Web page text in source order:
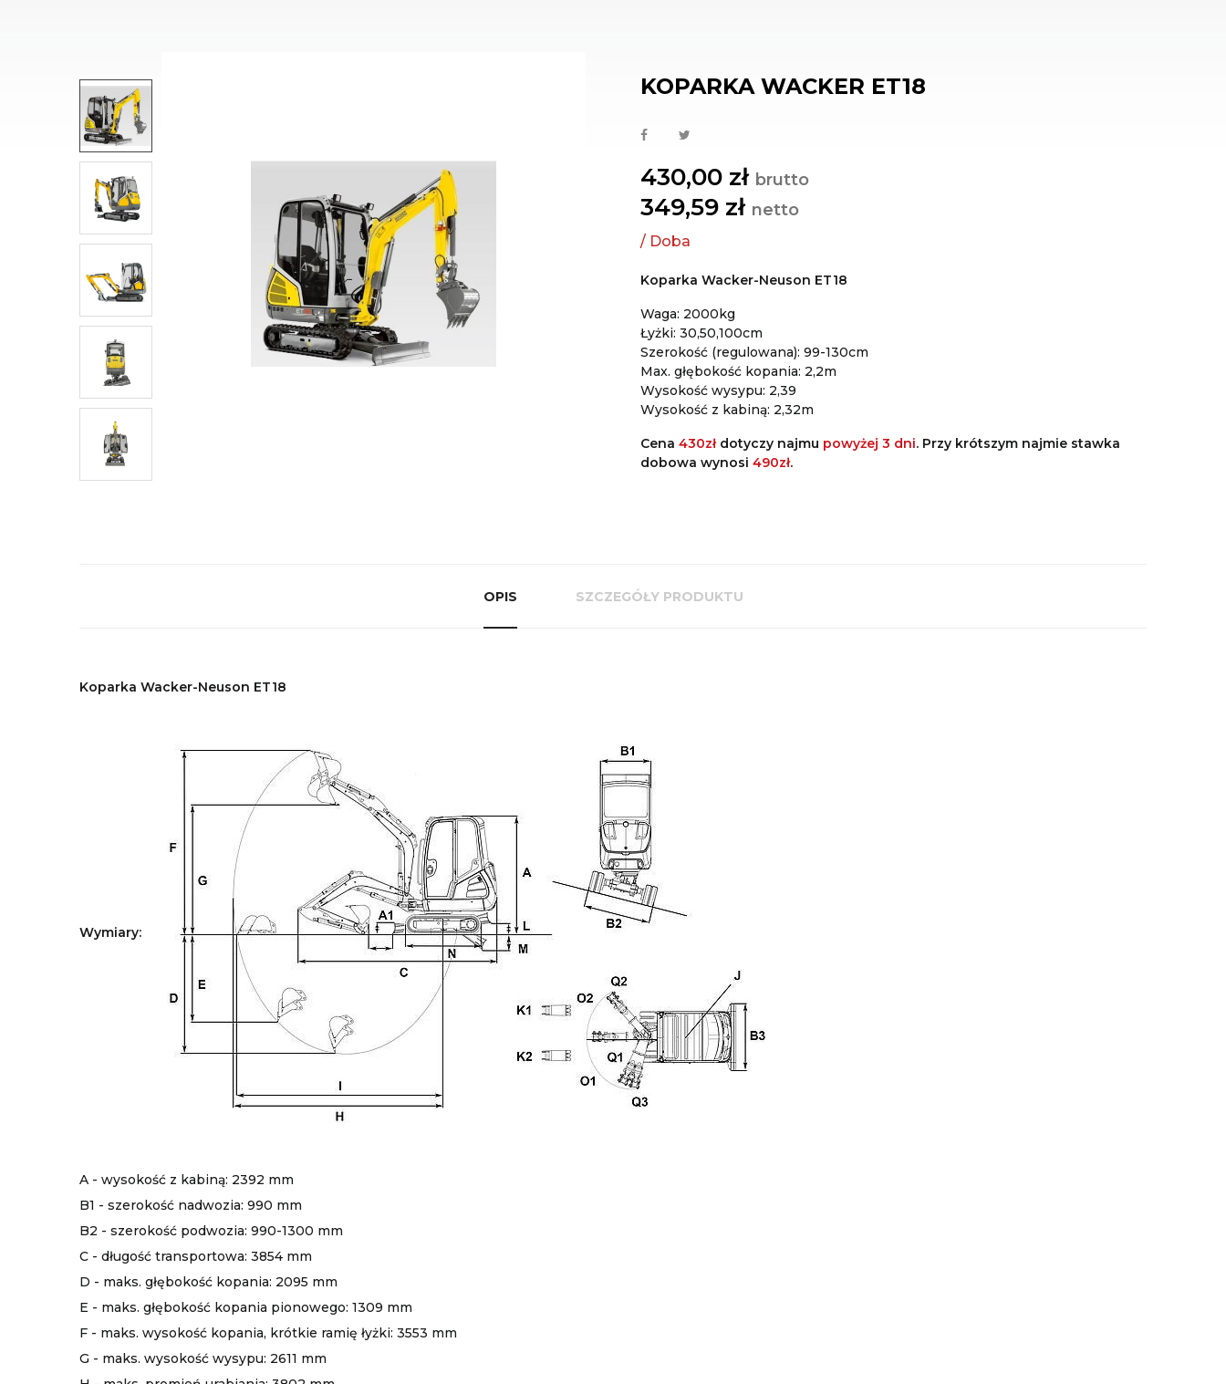
KOPARKA WACKER ET18
430,00 zł brutto
349,59 zł netto
Koparka Wacker-Neuson ET18
Waga: 2000kg
Łyżki: 30,50,100cm
Szerokość (regulowana): 99-130cm
Max. głębokość kopania: 2,2m
Wysokość wysypu: 2,39
Wysokość z kabiną: 2,32m
Cena 430złdotyczy najmu powyżej 3 dni. Przy krótszym najmie stawka
dobowa wynosi 490zł.
OPIS SZCZEGÓŁY PRODUKTU
Koparka Wacker-Neuson ET18
Wymiary:
A - wysokość z kabiną: 2392 mm
B1 - szerokość nadwozia: 990 mm
B2 - szerokość podwozia: 990-1300 mm
C - długość transportowa: 3854 mm
D - maks. głębokość kopania: 2095 mm
E - maks. głębokość kopania pionowego: 1309 mm
F - maks. wysokość kopania, krótkie ramię łyżki: 3553 mm
G - maks. wysokość wysypu: 2611 mm